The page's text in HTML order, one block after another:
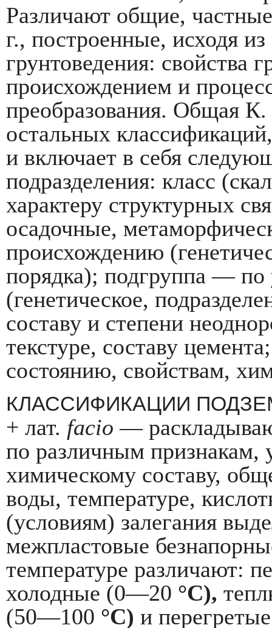
Различают общие,
г., построенные, исходя
грунтоведения: свой­ства
происхождением и
преобразования. Общая
осталь­ных
и включает в себя
подразделения: класс
характеру структурных
оса­дочные,
происхождению
порядка); подгруппа — по
(генетическое,
составу и степени
текстуре, со­ставу
состоянию, свойствам,
КЛАССИФИКАЦИИ
+ лат. facio —
по различным при­знакам,
химическому составу,
воды, температуре,
(условиям) залегания
межпластовые
температуре разли­чают:
холодные (0—20 °С),
(50—100 °С) и